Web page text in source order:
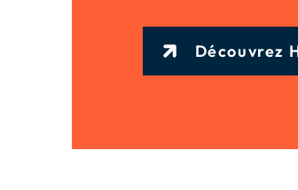
Découvrez